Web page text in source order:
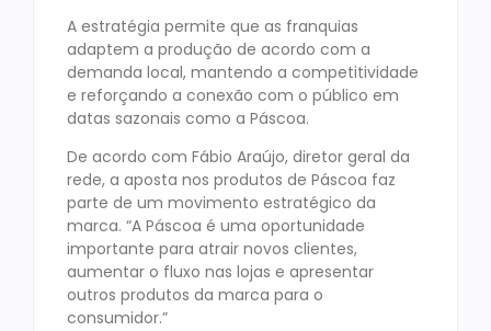
A estratégia permite que as franquias
adaptem a produção de acordo com a
demanda local, mantendo a competitividade
e reforçando a conexão com o público em
datas sazonais como a Páscoa.
De acordo com Fábio Araújo, diretor geral da
rede, a aposta nos produtos de Páscoa faz
parte de um movimento estratégico da
marca. “A Páscoa é uma oportunidade
importante para atrair novos clientes,
aumentar o fluxo nas lojas e apresentar
outros produtos da marca para o
consumidor.”